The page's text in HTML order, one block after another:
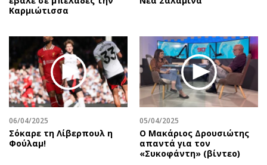
Καρμιώτισσα
06/04/2025
Σόκαρε τη Λίβερπουλ η
Φούλαμ!
05/04/2025
Ο Μακάριος Δρουσιώτης
απαντά για τον
«Συκοφάντη» (βίντεο)